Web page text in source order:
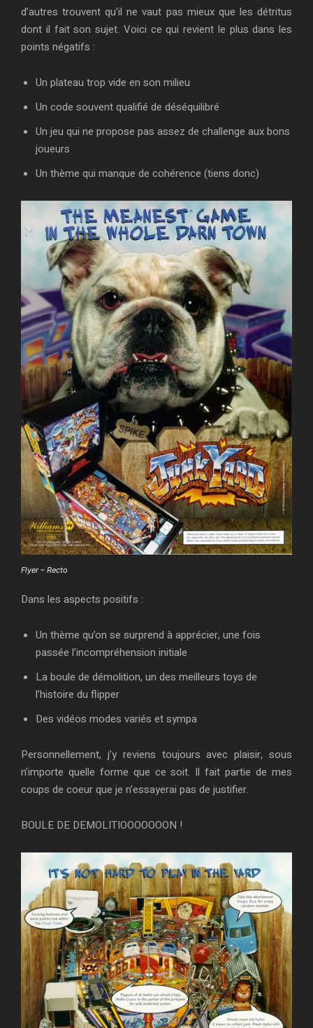
d’autres trouvent qu’il ne vaut pas mieux que les détritus
dont il fait son sujet. Voici ce qui revient le plus dans les
points négatifs :
Un plateau trop vide en son milieu
Un code souvent qualifié de déséquilibré
Un jeu qui ne propose pas assez de challenge aux bons
joueurs
Un thème qui manque de cohérence (tiens donc)
Flyer – Recto
Dans les aspects positifs :
Un thème qu’on se surprend à apprécier, une fois
passée l’incompréhension initiale
La boule de démolition, un des meilleurs toys de
l’histoire du flipper
Des vidéos modes variés et sympa
Personnellement, j’y reviens toujours avec plaisir, sous
n’importe quelle forme que ce soit. Il fait partie de mes
coups de coeur que je n’essayerai pas de justifier.
BOULE DE DEMOLITIOOOOOOON !